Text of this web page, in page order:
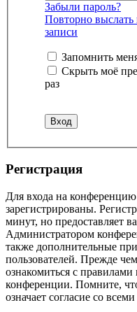
Забыли пароль?
Повторно выслать
записи
Запомнить
Скрыть моё
раз
Регистрация
Для входа на
зарегистрированы.
минут, но предоставляет
Администратором
также дополнительные
пользователей. Прежде
ознакомиться с
конференции. Помните,
означает согласие со